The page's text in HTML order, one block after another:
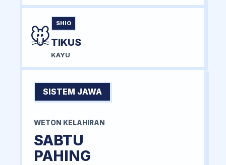
🐭
SHIO
TIKUS
KAYU
SISTEM JAWA
WETON KELAHIRAN
SABTU
PAHING